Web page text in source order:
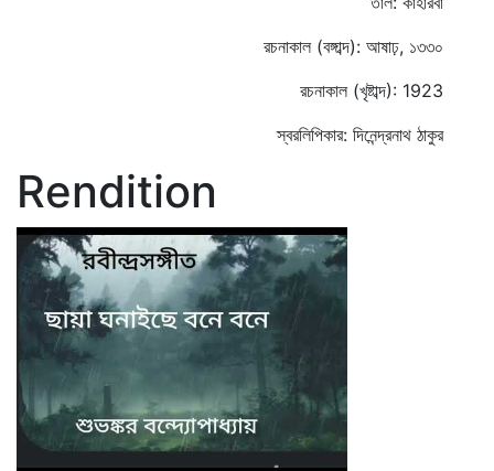
রচনাকাল (বঙ্গাব্দ): আষাঢ়, ১৩৩০
রচনাকাল (খৃষ্টাব্দ): 1923
স্বরলিপিকার: দিনেন্দ্রনাথ ঠাকুর
Rendition